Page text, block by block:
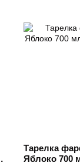
Тарелка
Яблоко 700